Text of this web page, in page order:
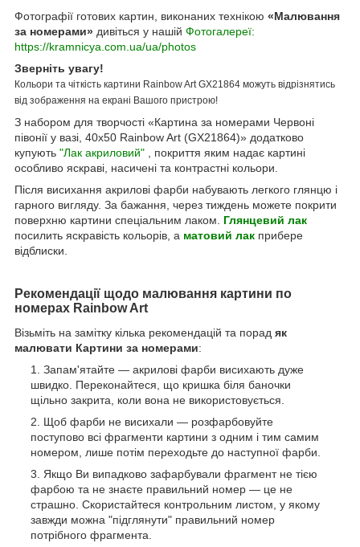
Фотографії готових картин, виконаних технікою «Малювання
за номерами» дивіться у нашій Фотогалереї:
https://kramnicya.com.ua/ua/photos
Зверніть увагу!
Кольори та чіткість картини Rainbow Art GX21864 можуть відрізнятись
від зображення на екрані Вашого пристрою!
З набором для творчості «Картина за номерами Червоні
півонії у вазі, 40х50 Rainbow Art (GX21864)» додатково
купують "Лак акриловий" , покриття яким надає картині
особливо яскраві, насичені та контрастні кольори.
Після висихання акрилові фарби набувають легкого глянцю і
гарного вигляду. За бажання, через тиждень можете покрити
поверхню картини спеціальним лаком. Глянцевий лак
посилить яскравість кольорів, а матовий лак прибере
відблиски.
Рекомендації щодо малювання картини по
номерах Rainbow Art
Візьміть на замітку кілька рекомендацій та порад як
малювати Картини за номерами:
Запам'ятайте — акрилові фарби висихають дуже
швидко. Переконайтеся, що кришка біля баночки
щільно закрита, коли вона не використовується.
Щоб фарби не висихали — розфарбовуйте
поступово всі фрагменти картини з одним і тим самим
номером, лише потім переходьте до наступної фарби.
Якщо Ви випадково зафарбували фрагмент не тією
фарбою та не знаєте правильний номер — це не
страшно. Скористайтеся контрольним листом, у якому
завжди можна "підглянути" правильний номер
потрібного фрагмента.